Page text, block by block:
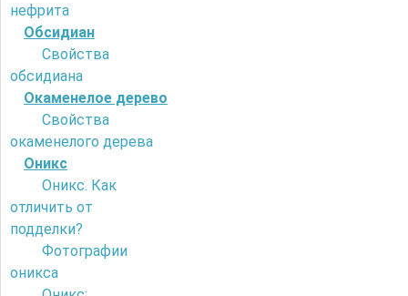
нефрита
Обсидиан
Свойства
обсидиана
Окаменелое дерево
Свойства
окаменелого дерева
Оникс
Оникс. Как
отличить от
подделки?
Фотографии
оникса